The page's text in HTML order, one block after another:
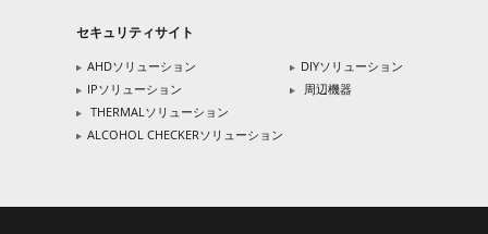
セキュリティサイト
AHDソリューション
IPソリューション
THERMALソリューション
ALCOHOL CHECKERソリューション
DIYソリューション
周辺機器